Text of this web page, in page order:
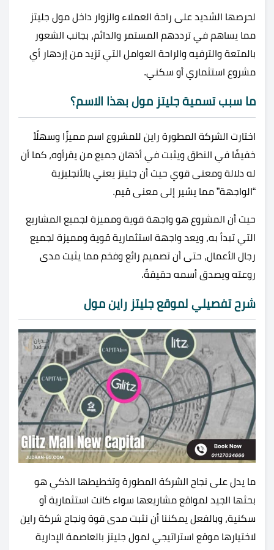
لحرصها الشديد على راحة العملاء والزوار داخل مول جليتز
مما يساهم في ترددهم المستمر والدائم، بجانب الشعور
بالمتعة والترفيه والراحة العوامل التي تزيد من إزدهار أي
مشروع استثماري أو سكني.
ما سبب تسمية جليتز مول بهذا الاسم؟
اختارت الشركة المطورة راين للمشروع اسم مميزًا وسهلًأ
خفيفًا في النطق ويثبت في أذهان جميع من يقرأوه، كما أن
له دلالة ومعنى قوي حيث أن جليتز يعني بالأنجليزية
“الواجهة” مما يشير إلى معنى قيم.
حيث أن المشروع هو واجهة قوية ومميزة لجميع المشاريع
التي تبدأ به، ويعد واجهة استثمارية قوية ومميزة لجميع
رجال الأعمال، حتى أن تصميم رائع وفخم مما يثبت مدى
روعته ويصدق أسمه حقيقةً.
شرح تفصيلي لموقع جليتز راين مول
ما يدل على نجاح الشركة المطورة وتخطيطها الذكي هو
بحثها الجيد لمواقع مشاريعها سواء كانت استثمارية أو
سكنية، وبالفعل يمكننا أن نثبت مدى قوة ونجاح شركة راين
لاختيارها موقع استراتيجي لمول جليتز بالعاصمة الإدارية